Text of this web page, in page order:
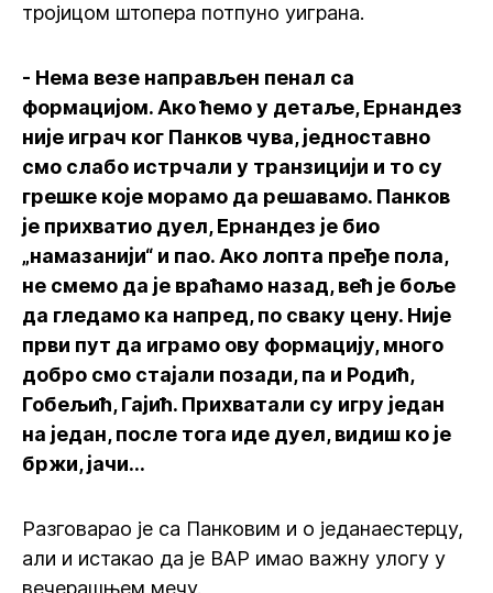
тројицом штопера потпуно уиграна.
- Нема везе направљен пенал са
формацијом. Ако ћемо у детаље, Ернандез
није играч ког Панков чува, једноставно
смо слабо истрчали у транзицији и то су
грешке које морамо да решавамо. Панков
је прихватио дуел, Ернандез је био
„намазанији“ и пао. Ако лопта пређе пола,
не смемо да је враћамо назад, већ је боље
да гледамо ка напред, по сваку цену. Није
први пут да играмо ову формацију, много
добро смо стајали позади, па и Родић,
Гобељић, Гајић. Прихватали су игру један
на један, после тога иде дуел, видиш ко је
бржи, јачи...
Разговарао је са Панковим и о једанаестерцу,
али и истакао да је ВАР имао важну улогу у
вечерашњем мечу.